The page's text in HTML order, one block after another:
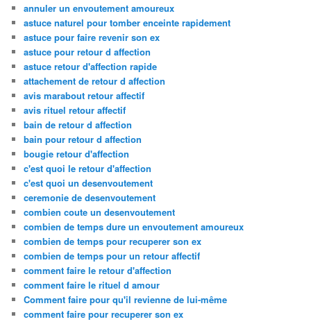
annuler un envoutement amoureux
astuce naturel pour tomber enceinte rapidement
astuce pour faire revenir son ex
astuce pour retour d affection
astuce retour d'affection rapide
attachement de retour d affection
avis marabout retour affectif
avis rituel retour affectif
bain de retour d affection
bain pour retour d affection
bougie retour d'affection
c'est quoi le retour d'affection
c'est quoi un desenvoutement
ceremonie de desenvoutement
combien coute un desenvoutement
combien de temps dure un envoutement amoureux
combien de temps pour recuperer son ex
combien de temps pour un retour affectif
comment faire le retour d'affection
comment faire le rituel d amour
Comment faire pour qu'il revienne de lui-même
comment faire pour recuperer son ex